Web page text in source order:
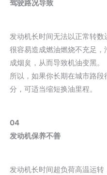
驾驶路况导致
发动机长时间无法以正常转
很容易造成燃油燃烧不充足
成烟炱，从而导致机油变黑。
所以，如果你长期在城市路
分，可适当缩短换油里程。
04
发动机保养不善
发动机长时间超负荷高温运